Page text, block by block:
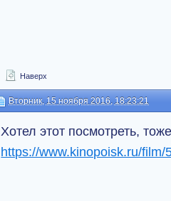
Наверх
Вторник, 15 ноября 2016, 18:23:21
Хотел этот посмотреть,
https://www.kinopoisk.ru/film/